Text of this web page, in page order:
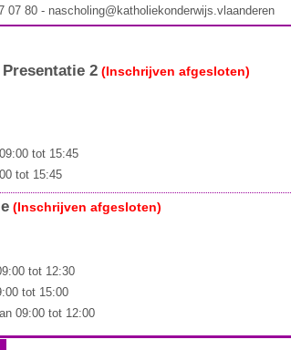
07 80 - nascholing@katholiekonderwijs.vlaanderen
2 (Inschrijven afgesloten)
tot 15:45
tot 15:45
(Inschrijven afgesloten)
tot 12:30
tot 15:00
09:00 tot 12:00